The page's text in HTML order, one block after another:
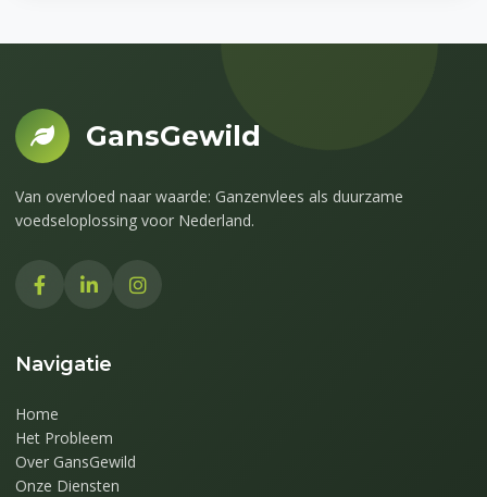
GansGewild
Van overvloed naar waarde: Ganzenvlees als duurzame
voedseloplossing voor Nederland.
Navigatie
Home
Het Probleem
Over GansGewild
Onze Diensten